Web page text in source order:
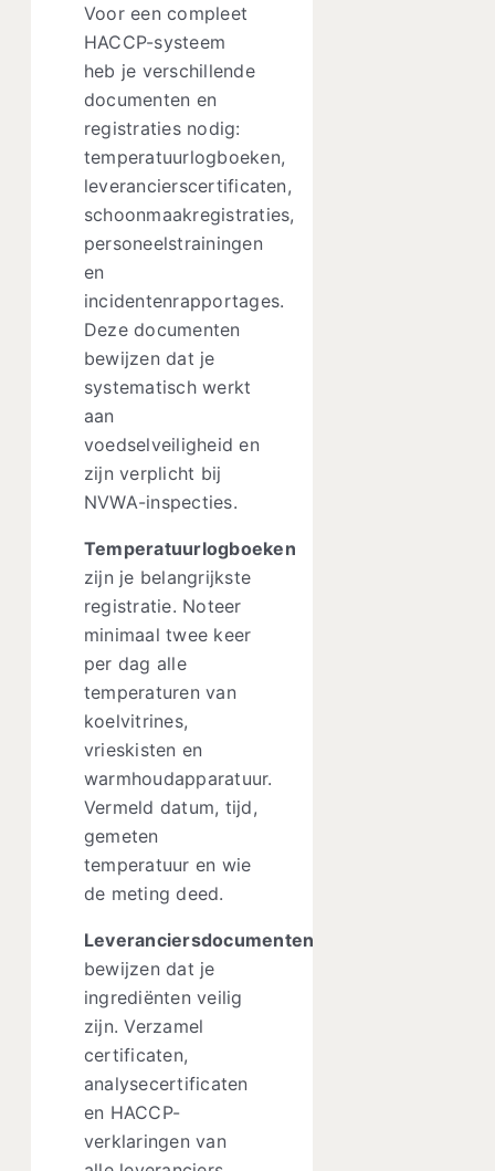
Voor een compleet
HACCP-systeem
heb je verschillende
documenten en
registraties nodig:
temperatuurlogboeken,
leverancierscertificaten,
schoonmaakregistraties,
personeelstrainingen
en
incidentenrapportages.
Deze documenten
bewijzen dat je
systematisch werkt
aan
voedselveiligheid en
zijn verplicht bij
NVWA-inspecties.
Temperatuurlogboeken
zijn je belangrijkste
registratie. Noteer
minimaal twee keer
per dag alle
temperaturen van
koelvitrines,
vrieskisten en
warmhoudapparatuur.
Vermeld datum, tijd,
gemeten
temperatuur en wie
de meting deed.
Leveranciersdocumenten
bewijzen dat je
ingrediënten veilig
zijn. Verzamel
certificaten,
analysecertificaten
en HACCP-
verklaringen van